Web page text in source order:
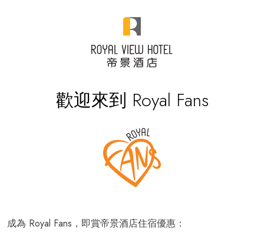
歡迎來到 Royal Fans
成為 Royal Fans，即賞帝景酒店住宿優惠：